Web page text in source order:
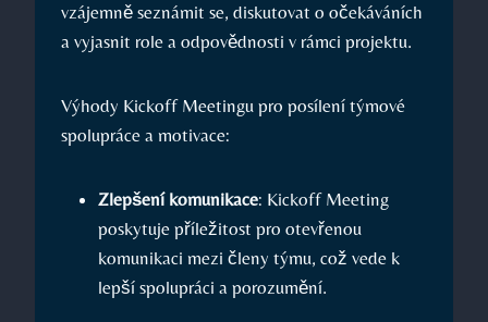
vzájemně seznámit se, diskutovat o očekáváních
a vyjasnit role a odpovědnosti v rámci projektu.
Výhody Kickoff Meetingu pro posílení týmové
spolupráce a motivace:
Zlepšení komunikace: Kickoff Meeting
poskytuje příležitost pro otevřenou
komunikaci mezi členy týmu, což vede k
lepší spolupráci a porozumění.